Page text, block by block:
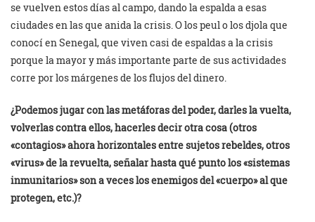
se vuelven estos días al campo, dando la espalda a esas
ciudades en las que anida la crisis. O los peul o los djola que
conocí en Senegal, que viven casi de espaldas a la crisis
porque la mayor y más importante parte de sus actividades
corre por los márgenes de los flujos del dinero.
¿Podemos jugar con las metáforas del poder, darles la vuelta,
volverlas contra ellos, hacerles decir otra cosa (otros
«contagios» ahora horizontales entre sujetos rebeldes, otros
«virus» de la revuelta, señalar hasta qué punto los «sistemas
inmunitarios» son a veces los enemigos del «cuerpo» al que
protegen, etc.)?